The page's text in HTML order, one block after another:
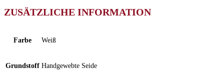
ZUSÄTZLICHE INFORMATION
Farbe Weiß
Grundstoff Handgewebte Seide